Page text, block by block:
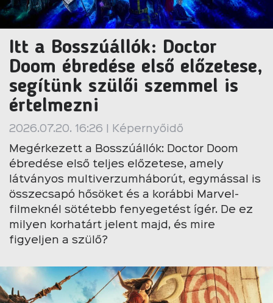
Itt a Bosszúállók: Doctor
Doom ébredése első előzetese,
segítünk szülői szemmel is
értelmezni
2026.07.20. 16:26 | Képernyőidő
Megérkezett a Bosszúállók: Doctor Doom
ébredése első teljes előzetese, amely
látványos multiverzumháborút, egymással is
összecsapó hősöket és a korábbi Marvel-
filmeknél sötétebb fenyegetést ígér. De ez
milyen korhatárt jelent majd, és mire
figyeljen a szülő?